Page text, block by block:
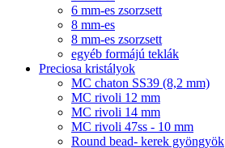
6 mm-es zsorzsett
8 mm-es
8 mm-es zsorzsett
egyéb formájú teklák
Preciosa kristályok
MC chaton SS39 (8,2 mm)
MC rivoli 12 mm
MC rivoli 14 mm
MC rivoli 47ss - 10 mm
Round bead- kerek gyöngyök